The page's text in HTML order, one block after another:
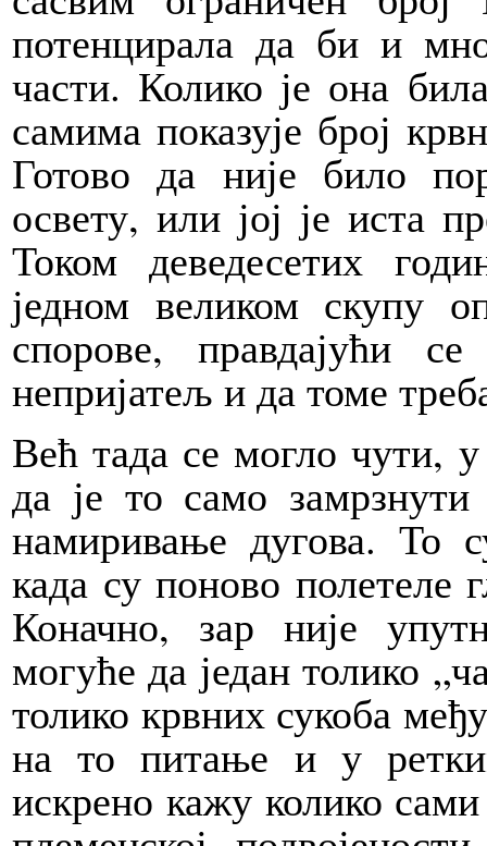
потенцирала да би и
части. Колико је она
самима показује број
Готово да није било
освету, или јој је иста
Током деведесетих
једном великом скупу
спорове, правдајући
непријатељ и да томе
Већ тада се могло чути,
да је то само
намиривање дугова. То
када су поново полетеле
Коначно, зар није
могуће да један толико
толико крвних сукоба
на то питање и у
искрено кажу колико сами